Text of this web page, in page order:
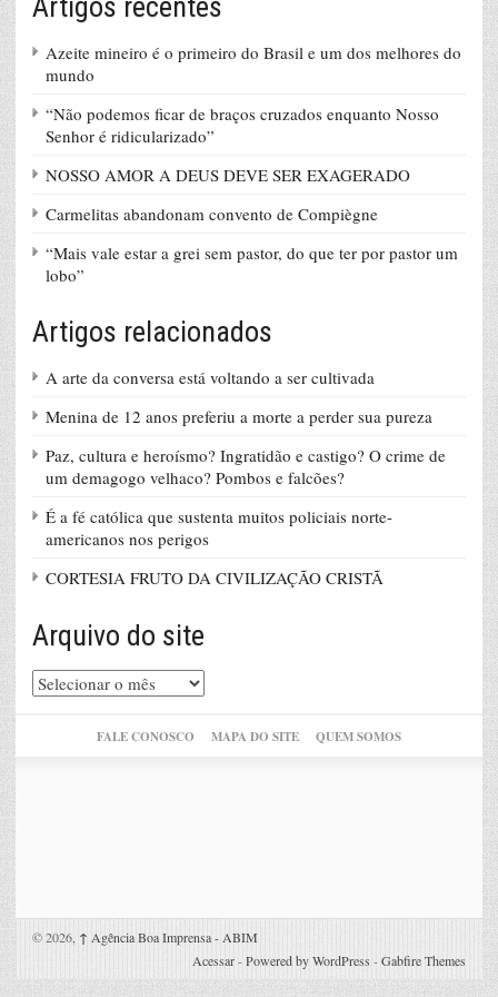
Azeite mineiro é o primeiro do Brasil e um dos melhores do
mundo
“Não podemos ficar de braços cruzados enquanto Nosso
Senhor é ridicularizado”
NOSSO AMOR A DEUS DEVE SER EXAGERADO
Carmelitas abandonam convento de Compiègne
“Mais vale estar a grei sem pastor, do que ter por pastor um
lobo”
Artigos relacionados
A arte da conversa está voltando a ser cultivada
Menina de 12 anos preferiu a morte a perder sua pureza
Paz, cultura e heroísmo? Ingratidão e castigo? O crime de
um demagogo velhaco? Pombos e falcões?
É a fé católica que sustenta muitos policiais norte-
americanos nos perigos
CORTESIA FRUTO DA CIVILIZAÇÃO CRISTÃ
Arquivo do site
Arquivo
do
FALE CONOSCO MAPA DO SITE QUEM SOMOS
© 2026, ↑ Agência Boa Imprensa - ABIM
Acessar-Powered by WordPress -Gabfire Themes